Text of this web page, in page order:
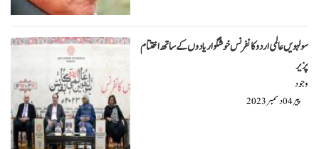
سولہویں عالمی اردو کانفرنس خوشگوار یادوں کے ساتھ اختتام
پزیر
وجود
پیر04دسمبر2023